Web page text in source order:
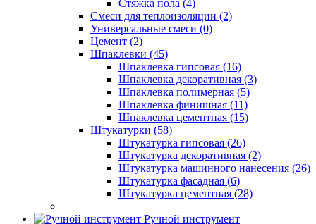
Стяжка пола (4)
Смеси для теплоизоляции (2)
Универсальные смеси (0)
Цемент (2)
Шпаклевки (45)
Шпаклевка гипсовая (16)
Шпаклевка декоративная (3)
Шпаклевка полимерная (5)
Шпаклевка финишная (11)
Шпаклевка цементная (15)
Штукатурки (58)
Штукатурка гипсовая (26)
Штукатурка декоративная (2)
Штукатурка машинного нанесения (26)
Штукатурка фасадная (6)
Штукатурка цементная (28)
Ручной инструмент